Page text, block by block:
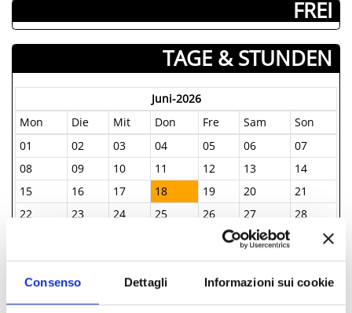
Consenso Dettagli Informazioni sui cookie
­ FREI
TAGE & STUNDEN
Juni-2026
Mon
Die Mit Don Fre Sam
Son
01
02 03 04 05 06
07
08
09 10 11 12 13
14
15
16 17 18 19 20
21
22
23 24 25 26 27
28
04
06
07 08 09 10 11 12